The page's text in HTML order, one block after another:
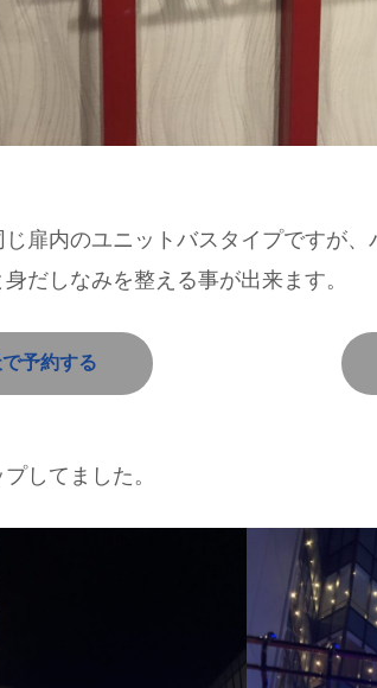
扉内のユニットバスタイプですが
だしなみを整える事が出来ます。
予約する
してました。